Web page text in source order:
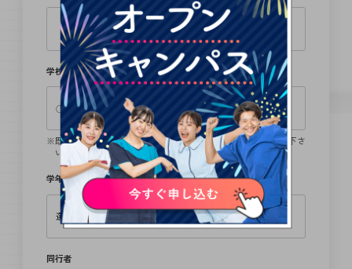
学校名
既卒の方は卒業学校、留学生の方は、日本語学校名をご記入下さ
い。
学年 必須
同行者